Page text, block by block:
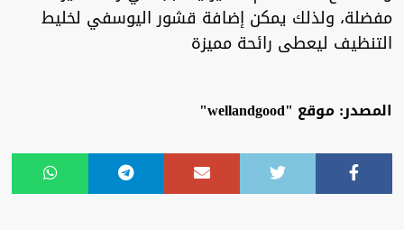
مفضلة، ولذلك يمكن إضافة قشور اليوسفي لخليط
التنظيف ليعطى رائحة مميزة
المصدر: موقع "wellandgood"